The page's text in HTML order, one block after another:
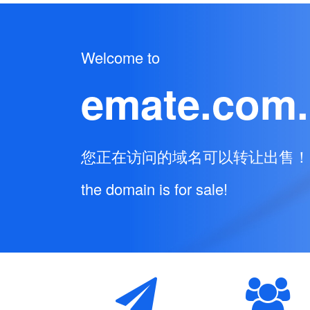
Welcome to
您正在访问的域名可以转让出售！
the domain is for sale!